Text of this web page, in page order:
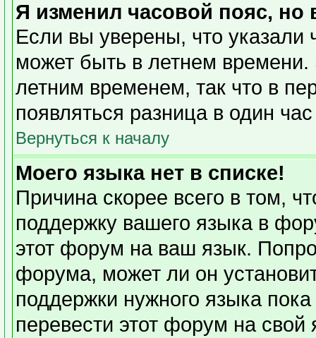
Я изменил часовой пояс, но
Если вы уверены, что указали
может быть в летнем
летним временем, так что в
появляться разница в один
Вернуться к началу
Моего языка нет в списке!
Причина скорее всего в том,
поддержку вашего языка в
этот форум на ваш язык.
форума, может ли он
поддержки нужного языка
перевести этот форум на